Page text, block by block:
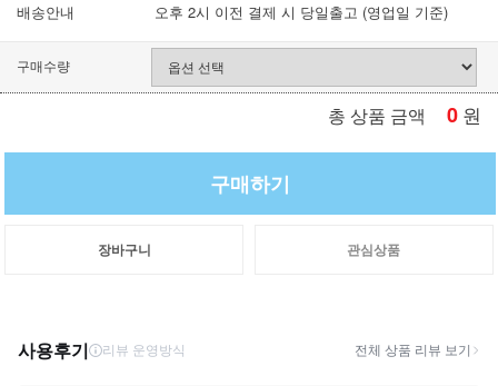
배송안내
오후 2시 이전 결제 시 당일출고 (영업일 기준)
구매수량
총 상품 금액 0 원
구매하기
장바구니 관심상품